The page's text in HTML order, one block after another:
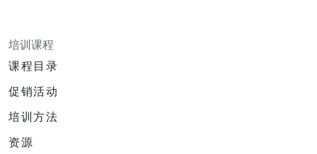
培训课程
课程目录
促销活动
培训方法
资源